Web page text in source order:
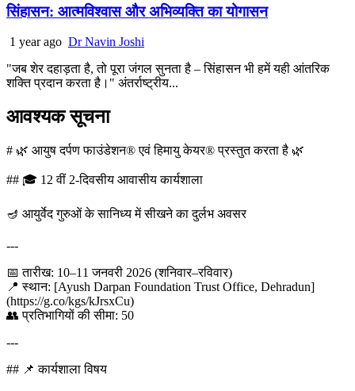
सिंहासन: आत्मविश्वास और अभिव्यक्ति का योगासन
1 year ago Dr Navin Joshi
"जब शेर दहाड़ता है, तो पूरा जंगल सुनता है – सिंहासन भी हमें यही आंतरिक
शक्ति प्रदान करता है।" अंतर्राष्ट्रीय...
आवश्यक सूचना
# 🌿 आयुष दर्पण फाउंडेशन® एवं हिमायु केयर® प्रस्तुत करता है 🌿
## 🎓 12 वीं 2-दिवसीय आवासीय कार्यशाला
🪔 आयुर्वेद गुरुओं के सानिध्य में सीखने का दुर्लभ अवसर
---
📅 तारीख: 10–11 जनवरी 2026 (शनिवार–रविवार)
📍 स्थान: [Ayush Darpan Foundation Trust Office, Dehradun]
(https://g.co/kgs/kJrsxCu)
👥 प्रतिभागियों की सीमा: 50
---
## 📌 कार्यशाला विषय